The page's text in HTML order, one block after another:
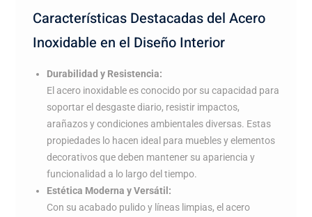
Características Destacadas del Acero
Inoxidable en el Diseño Interior
Durabilidad y Resistencia:
El acero inoxidable es conocido por su capacidad para
soportar el desgaste diario, resistir impactos,
arañazos y condiciones ambientales diversas. Estas
propiedades lo hacen ideal para muebles y elementos
decorativos que deben mantener su apariencia y
funcionalidad a lo largo del tiempo.
Estética Moderna y Versátil:
Con su acabado pulido y líneas limpias, el acero